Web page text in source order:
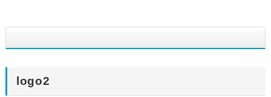
logo2